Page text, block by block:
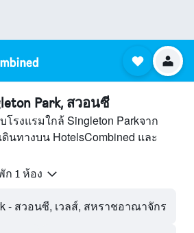
Park, สวอนซี
โรงแรมใกล้ Singleton Parkจาก
ดินทางบน HotelsCombined และ
ก 1 ห้อง
- สวอนซี, เวลส์, สหราชอาณาจักร